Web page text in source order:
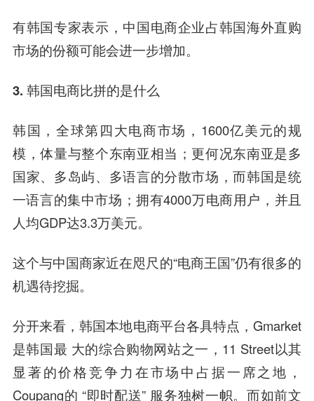
有韩国专家表示，中国电商企业占韩国海外直购
市场的份额可能会进一步增加。
3. 韩国电商比拼的是什么
韩国，全球第四大电商市场，1600亿美元的规
模，体量与整个东南亚相当；更何况东南亚是多
国家、多岛屿、多语言的分散市场，而韩国是统
一语言的集中市场；拥有4000万电商用户，并且
人均GDP达3.3万美元。
这个与中国商家近在咫尺的“电商王国”仍有很多的
机遇待挖掘。
分开来看，韩国本地电商平台各具特点，Gmarket
是韩国最 大的综合购物网站之一，11 Street以其
显著的价格竞争力在市场中占据一席之地，
Coupang的 “即时配送” 服务独树一帜。而如前文